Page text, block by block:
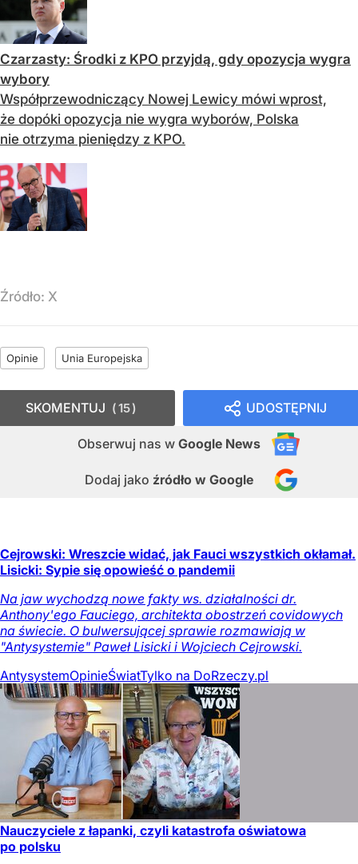
Czarzasty: Środki z KPO przyjdą, gdy opozycja wygra
wybory
Współprzewodniczący Nowej Lewicy mówi wprost,
że dopóki opozycja nie wygra wyborów, Polska
nie otrzyma pieniędzy z KPO.
Źródło: X
Opinie Unia Europejska
UDOSTĘPNIJ
Obserwuj nas w Google News
Dodaj jako źródło w Google
SKOMENTUJ 15
Cejrowski: Wreszcie widać, jak Fauci wszystkich okłamał.
Lisicki: Sypie się opowieść o pandemii
Na jaw wychodzą nowe fakty ws. działalności dr.
Anthony'ego Fauciego, architekta obostrzeń covidowych
na świecie. O bulwersującej sprawie rozmawiają w
"Antysystemie" Paweł Lisicki i Wojciech Cejrowski.
AntysystemOpinieŚwiatTylko na DoRzeczy.pl
Nauczyciele z łapanki, czyli katastrofa oświatowa
po polsku